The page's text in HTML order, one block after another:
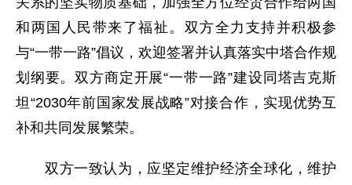
和两国人民带来了福祉。双方全力支持并积极参
与“一带一路”倡议，欢迎签署并认真落实中塔合作规
划纲要。双方商定开展“一带一路”建设同塔吉克斯
坦“2030年前国家发展战略”对接合作，实现优势互
补和共同发展繁荣。
双方一致认为，应坚定维护经济全球化，维护